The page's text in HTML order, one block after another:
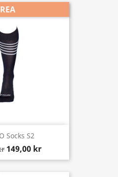
Socks S2
149,00 kr
REA